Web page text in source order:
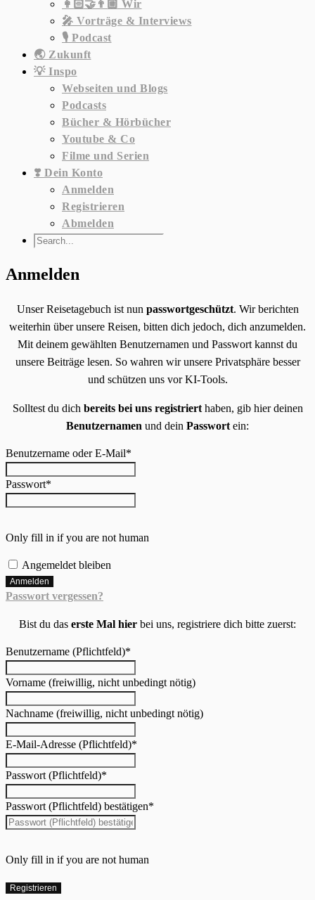
👩🏻‍🤝‍👨🏼 Wir
🎤 Vorträge & Interviews
🎙️ Podcast
🌏 Zukunft
💡 Inspo
Webseiten und Blogs
Podcasts
Bücher & Hörbücher
Youtube & Co
Filme und Serien
❣️ Dein Konto
Anmelden
Registrieren
Abmelden
Anmelden
Unser Reisetagebuch ist nun passwortgeschützt. Wir berichten
weiterhin über unsere Reisen, bitten dich jedoch, dich anzumelden.
Mit deinem gewählten Benutzernamen und Passwort kannst du
unsere Beiträge lesen. So wahren wir unsere Privatsphäre besser
und schützen uns vor KI-Tools.
Solltest du dich bereits bei uns registrierthaben, gib hier deinen
Benutzernamen und dein Passwort ein:
Benutzername oder E-Mail*
Passwort*
Only fill in if you are not human
Angemeldet bleiben
Passwort vergessen?
Bist du das erste Mal hier bei uns, registriere dich bitte zuerst:
Benutzername (Pflichtfeld)*
Vorname (freiwillig, nicht unbedingt nötig)
Nachname (freiwillig, nicht unbedingt nötig)
E-Mail-Adresse (Pflichtfeld)*
Passwort (Pflichtfeld)*
Passwort (Pflichtfeld) bestätigen*
Only fill in if you are not human